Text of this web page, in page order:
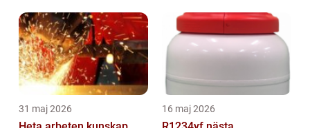
31 maj 2026 16 maj 2026